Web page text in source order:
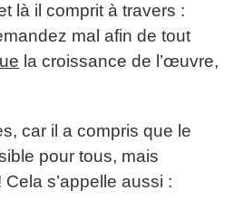
là il comprit à travers :
mal afin de tout
la croissance de l’œuvre,
car il a compris que le
pour tous, mais
s’appelle aussi :